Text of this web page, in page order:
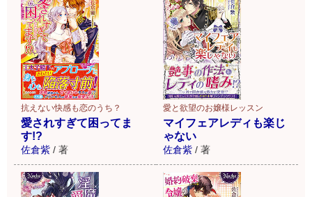
抗えない快感も恋のうち？
愛されすぎて困ってま
す!?
佐倉紫 / 著
愛と欲望のお嬢様レッスン
マイフェアレディも楽じ
ゃない
佐倉紫 / 著